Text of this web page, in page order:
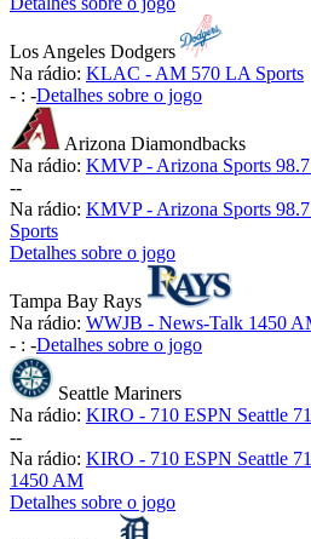
Los Angeles Dodgers
Na rádio: KLAC - AM 570 LA Sports
- : -Detalhes sobre o jogo
Arizona Diamondbacks
Na rádio: KMVP - Arizona Sports
--
Na rádio: KMVP - Arizona Sports
Sports
Detalhes sobre o jogo
Tampa Bay Rays
Na rádio: WWJB - News-Talk 1450
- : -Detalhes sobre o jogo
Seattle Mariners
Na rádio: KIRO - 710 ESPN Seattle
--
Na rádio: KIRO - 710 ESPN Seattle
1450 AM
Detalhes sobre o jogo